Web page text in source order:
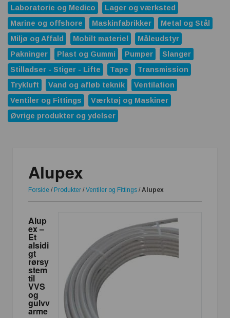
Laboratorie og Medico
Lager og værksted
Marine og offshore
Maskinfabrikker
Metal og Stål
Miljø og Affald
Mobilt materiel
Måleudstyr
Pakninger
Plast og Gummi Pumper
Slanger
Stilladser - Stiger - Lifte
Tape
Transmission
Trykluft
Vand og afløb teknik
Ventilation
Ventiler og Fittings
Værktøj og Maskiner
Øvrige produkter og ydelser
Alupex
Forside / Produkter / Ventiler og Fittings / Alupex
Alup
ex –
Et
alsidi
gt
rørsy
stem
til
VVS
og
gulvv
arme